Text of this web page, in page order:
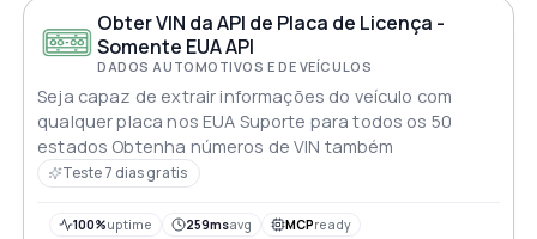
Obter VIN da API de Placa de Licença -
Somente EUA API
DADOS AUTOMOTIVOS E DE VEÍCULOS
Seja capaz de extrair informações do veículo com
qualquer placa nos EUA Suporte para todos os 50
estados Obtenha números de VIN também
Teste 7 dias gratis
100%uptime 259msavg MCPready